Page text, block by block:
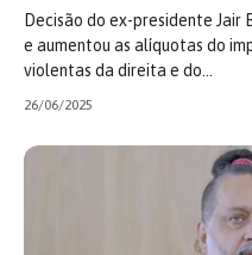
Decisão do ex-presidente
e aumentou as alíquotas do
violentas da direita e do…
26/06/2025